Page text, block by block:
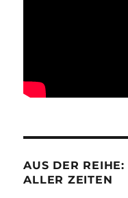
AUS DER
ALLER ZEITEN